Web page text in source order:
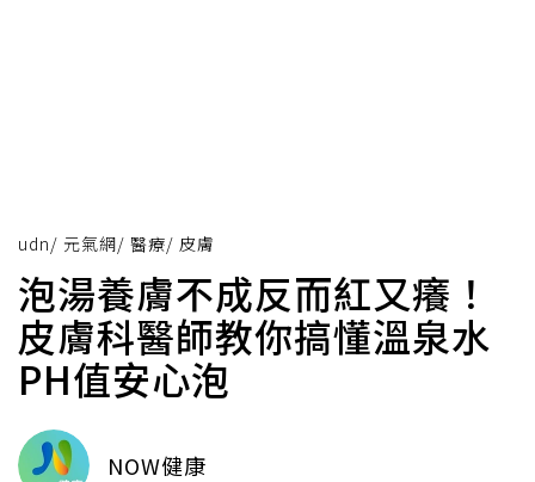
udn/ 元氣網/ 醫療/ 皮膚
泡湯養膚不成反而紅又癢！
皮膚科醫師教你搞懂溫泉水
PH值安心泡
NOW健康